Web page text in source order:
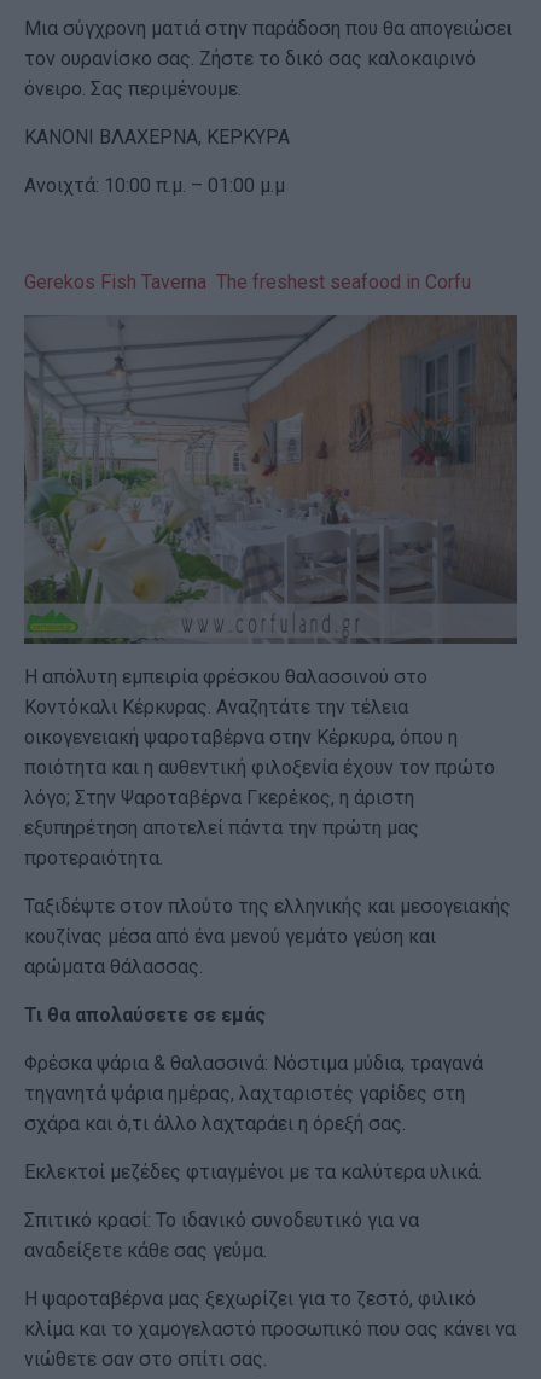
Μια σύγχρονη ματιά στην παράδοση που θα απογειώσει
τον ουρανίσκο σας. Ζήστε το δικό σας καλοκαιρινό
όνειρο. Σας περιμένουμε.
ΚΑΝΟΝΙ ΒΛΑΧΕΡΝΑ, ΚΕΡΚΥΡΑ
Ανοιχτά: 10:00 π.μ. – 01:00 μ.μ
Gerekos Fish Taverna The freshest seafood in Corfu
Η απόλυτη εμπειρία φρέσκου θαλασσινού στο
Κοντόκαλι Κέρκυρας. Αναζητάτε την τέλεια
οικογενειακή ψαροταβέρνα στην Κέρκυρα, όπου η
ποιότητα και η αυθεντική φιλοξενία έχουν τον πρώτο
λόγο; Στην Ψαροταβέρνα Γκερέκος, η άριστη
εξυπηρέτηση αποτελεί πάντα την πρώτη μας
προτεραιότητα.
Ταξιδέψτε στον πλούτο της ελληνικής και μεσογειακής
κουζίνας μέσα από ένα μενού γεμάτο γεύση και
αρώματα θάλασσας.
Τι θα απολαύσετε σε εμάς
Φρέσκα ψάρια & θαλασσινά: Νόστιμα μύδια, τραγανά
τηγανητά ψάρια ημέρας, λαχταριστές γαρίδες στη
σχάρα και ό,τι άλλο λαχταράει η όρεξή σας.
Εκλεκτοί μεζέδες φτιαγμένοι με τα καλύτερα υλικά.
Σπιτικό κρασί: Το ιδανικό συνοδευτικό για να
αναδείξετε κάθε σας γεύμα.
Η ψαροταβέρνα μας ξεχωρίζει για το ζεστό, φιλικό
κλίμα και το χαμογελαστό προσωπικό που σας κάνει να
νιώθετε σαν στο σπίτι σας.